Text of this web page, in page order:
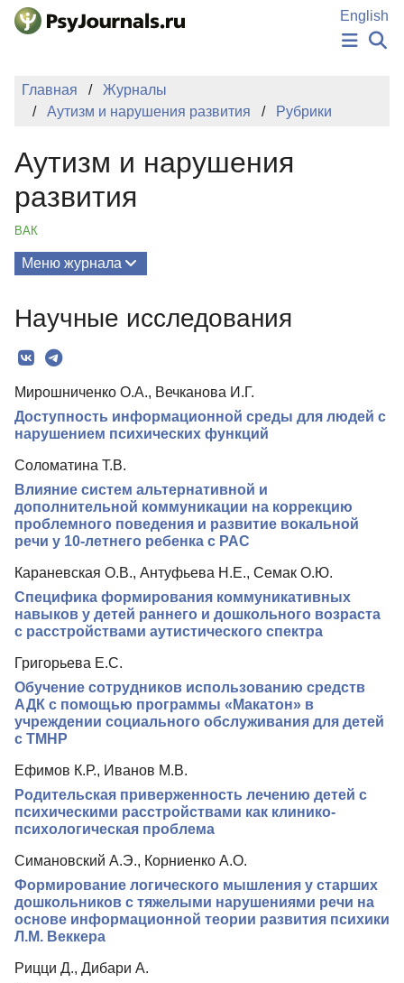
Перейти к основному содержанию
English
НОВОСТИ
АВТОРЫ
БАЗА ЗНАНИЙ
КЛЮЧЕВЫЕ СЛОВА
Регистрация
Главная
Журналы
Аутизм и нарушения развития
Рубрики
Аутизм и нарушения
развития
ВАК
Меню журнала
О Журнале
Миссия
Редколлегия
Редакционная политика
Индексирование
Для авторов
Подписка
Научные исследования
Мирошниченко О.А., Вечканова И.Г.
Доступность информационной среды для людей с
нарушением психических функций
Соломатина Т.В.
Влияние систем альтернативной и
дополнительной коммуникации на коррекцию
проблемного поведения и развитие вокальной
речи у 10-летнего ребенка с РАС
Караневская О.В., Антуфьева Н.Е., Семак О.Ю.
Специфика формирования коммуникативных
навыков у детей раннего и дошкольного возраста
с расстройствами аутистического спектра
Григорьева Е.С.
Обучение сотрудников использованию средств
АДК с помощью программы «Макатон» в
учреждении социального обслуживания для детей
с ТМНР
Ефимов К.Р., Иванов М.В.
Родительская приверженность лечению детей с
психическими расстройствами как клинико-
психологическая проблема
Симановский А.Э., Корниенко А.О.
Формирование логического мышления у старших
дошкольников с тяжелыми нарушениями речи на
основе информационной теории развития психики
Л.М. Веккера
Рицци Д., Дибари А.